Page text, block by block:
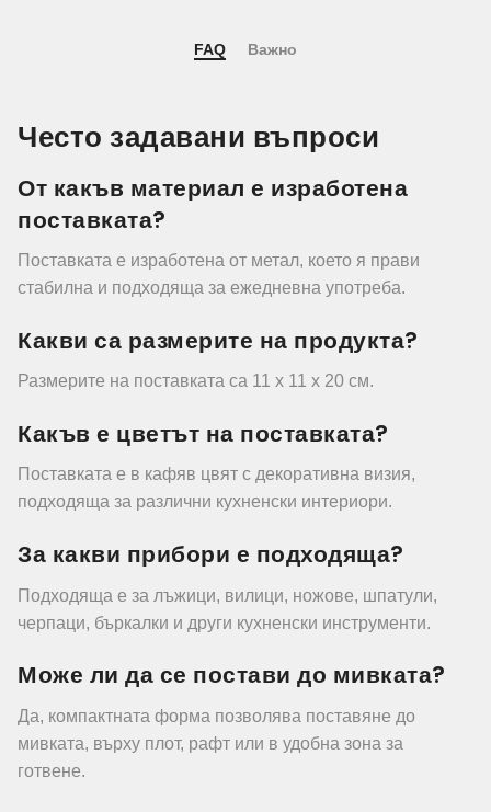
FAQ Важно
Често задавани въпроси
От какъв материал е изработена
поставката?
Поставката е изработена от метал, което я прави
стабилна и подходяща за ежедневна употреба.
Какви са размерите на продукта?
Размерите на поставката са 11 x 11 x 20 см.
Какъв е цветът на поставката?
Поставката е в кафяв цвят с декоративна визия,
подходяща за различни кухненски интериори.
За какви прибори е подходяща?
Подходяща е за лъжици, вилици, ножове, шпатули,
черпаци, бъркалки и други кухненски инструменти.
Може ли да се постави до мивката?
Да, компактната форма позволява поставяне до
мивката, върху плот, рафт или в удобна зона за
готвене.